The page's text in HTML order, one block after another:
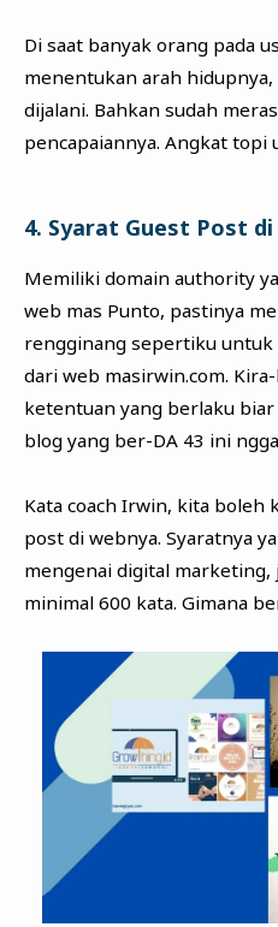
Di saat banyak orang pada
menentukan arah
dijalani. Bahkan sudah
pencapaiannya. Angkat topi
4. Syarat Guest Post
Memiliki domain authority
web mas Punto, pastinya
rengginang sepertiku
dari web masirwin.com.
ketentuan yang berlaku
blog yang ber-DA 43 ini
Kata coach Irwin, kita boleh
post di webnya. Syaratnya
mengenai digital marketing,
minimal 600 kata. Gimana